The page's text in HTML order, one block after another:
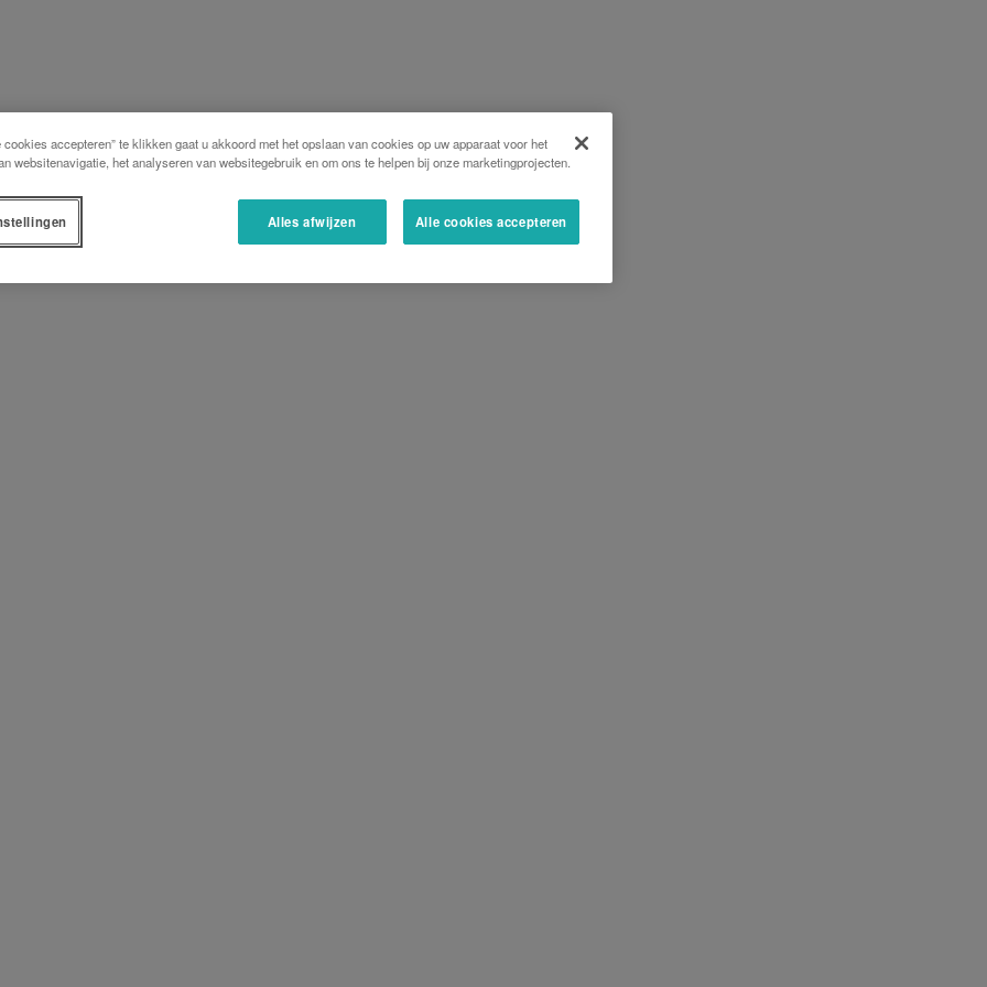
cookies accepteren” te klikken gaat u akkoord met het opslaan van cookies op uw apparaat voor het
websitenavigatie, het analyseren van websitegebruik en om ons te helpen bij onze marketingprojecten.
Alles afwijzen Alle cookies accepteren